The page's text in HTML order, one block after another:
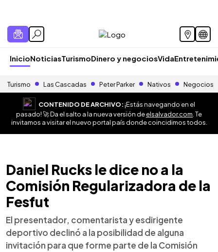
InicioNoticiasTurismoDinero y negociosVida
Turismo Las Cascadas Peter Parker Nativos Negocios
CONTENIDO DE ARCHIVO:¡Estás navegando en el
pasado! 🚀 Da el salto a la nueva versión deelsalvador.com . Te
invitamos a visitar el nuevo portal país donde coincidimos todos.
Daniel Rucks le dice no a la
Comisión Regularizadora de la
Fesfut
El presentador, comentarista y esdirigente
deportivo declinó a la posibilidad de alguna
invitación para que forme parte de la Comisión